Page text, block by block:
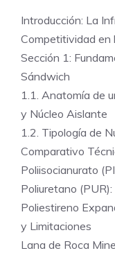
Introducción: La
Competitividad en
Sección 1:
Sándwich
1.1. Anatomía de
y Núcleo Aislante
1.2. Tipología de
Comparativo
Poliisocianurato
Poliuretano
Poliestireno
y Limitaciones
Lana de Roca